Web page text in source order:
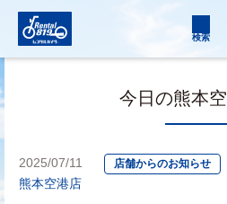
検索
今日の熊本
2025/07/11 店舗からのお知らせ
熊本空港店